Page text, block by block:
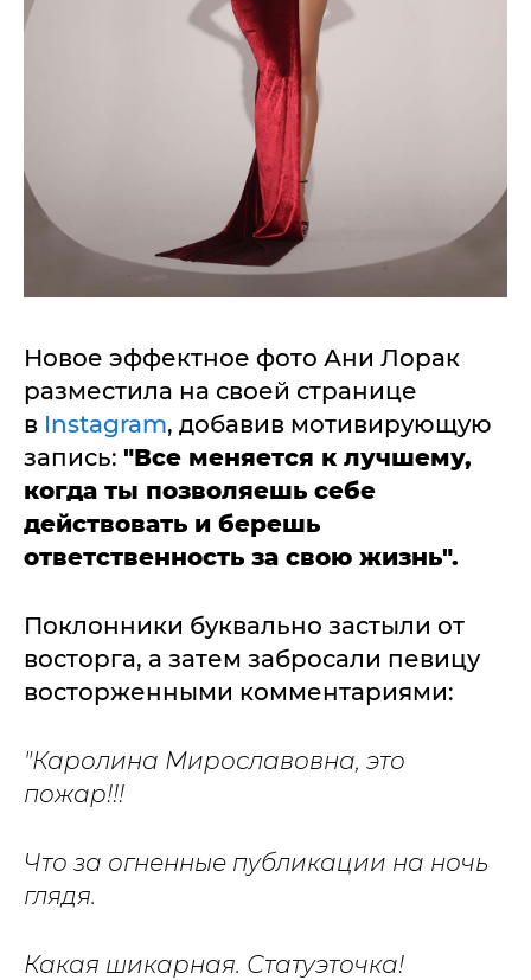
Новое эффектное фото Ани Лорак
разместила на своей странице
в Instagram, добавив мотивирующую
запись: "Все меняется к лучшему,
когда ты позволяешь себе
действовать и берешь
ответственность за свою жизнь".
Поклонники буквально застыли от
восторга, а затем забросали певицу
восторженными комментариями:
"Каролина Мирославовна, это
пожар!!!
Что за огненные публикации на ночь
глядя.
Какая шикарная. Статуэточка!